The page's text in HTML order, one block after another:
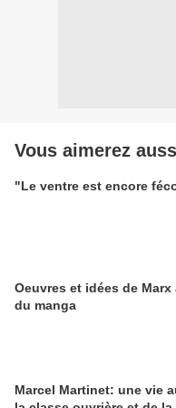
Vous aimerez
"Le ventre est encore
Oeuvres et idées de Marx
du manga
Marcel Martinet: une vie